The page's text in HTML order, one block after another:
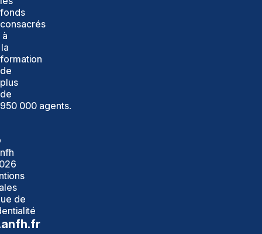
fonds
consacrés
à
la
formation
de
plus
de
950 000 agents.
de